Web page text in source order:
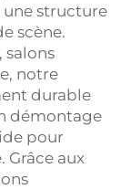
une structure
scène.
salons
notre
durable
démontage
pour
Grâce aux